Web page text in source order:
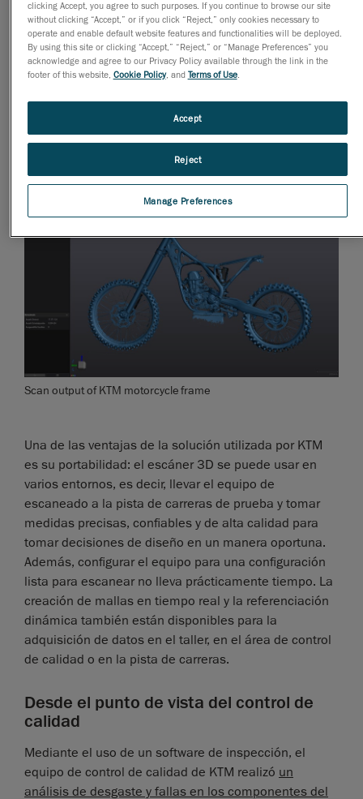
piloto. Para diseñar y producir piezas óptimas, el
equipo de KTM concibe formas complejas, las prueba
en un túnel de viento o en la pista de carreras, luego
hace ajustes, las vuelve a probar, etc. Si bien este
los escáneres 3D de Creaform minimizó la cantidad
de iteraciones necesarias para lograr las
especificaciones deseadas lo más rápido posible.
Scan output of KTM motorcycle frame
Una de las ventajas de la solución utilizada por KTM
es su portabilidad: el escáner 3D se puede usar en
varios entornos, es decir, llevar el equipo de
escaneado a la pista de carreras de prueba y tomar
medidas precisas, confiables y de alta calidad para
tomar decisiones de diseño en un manera oportuna.
Además, configurar el equipo para una configuración
lista para escanear no lleva prácticamente tiempo. La
creación de mallas en tiempo real y la referenciación
dinámica también están disponibles para la
adquisición de datos en el taller, en el área de control
de calidad o en la pista de carreras.
Desde el punto de vista del control de
calidad
Mediante el uso de un software de inspección, el
equipo de control de calidad de KTM realizó un
análisis de desgaste y fallas en los componentes del
clicking Accept, you agree to such purposes. If you continue to browse our site
without clicking “Accept,” or if you click “Reject,” only cookies necessary to
operate and enable default website features and functionalities will be deployed.
By using this site or clicking “Accept,” “Reject,” or “Manage Preferences” you
acknowledge and agree to our Privacy Policy available through the link in the
footer of this website, Cookie Policy, and Terms of Use.
Manage Preferences
Reject
Accept